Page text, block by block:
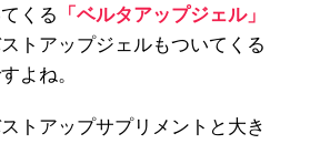
くる
「ベルタアップジェル」
トアップジェルもついてくる
よね。
トアップサプリメントと大き